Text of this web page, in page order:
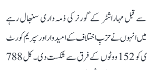
سے قبل مہاراشٹر کے گورنر کی ذمہ داری سنبھال رہے
انہوں نے حزبِ اختلاف کے امیدوار اور سپریم کورٹ
کے سابق جج بی سدرشن ریڈی کو 152 ووٹوں کے فرق سے شکست دی۔ کل 788